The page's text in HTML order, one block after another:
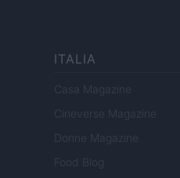
ITALIA
Casa Magazine
Cineverse Magazine
Donne Magazine
Food Blog